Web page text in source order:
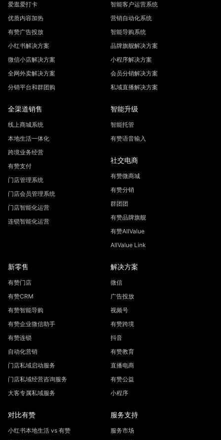
爱逛爱打卡
优质内容加热
有赞广告投放
小红书解决方案
微信小店解决方案
全网外卖解决方案
分销平台和群团购
智能客户运营系统
营销自动化系统
智能导购系统
品牌旗舰解决方案
小程序解决方案
会员分销解决方案
私域直播解决方案
全渠道销售
线上商城系统
本地生活一体化
跨境业务经营
有赞支付
门店管理系统
门店会员管理系统
门店智能化运营
连锁智能化运营
智能升级
智能托管
有赞语音输入
社交电商
有赞微商城
有赞分销
群团团
有赞品牌旗舰
有赞AllValue
AllValue Link
新零售
有赞门店
有赞CRM
有赞智能导购
有赞企业微信助手
有赞连锁
自动化营销
门店私域启动服务
门店私域经营咨询服务
大客专属私域服务
解决方案
微信
广告投放
视频号
有赞跨境
抖音
有赞教育
直播电商
有赞公益
小程序
对比有赞
小红书本地生活 vs 有赞
服务支持
服务市场